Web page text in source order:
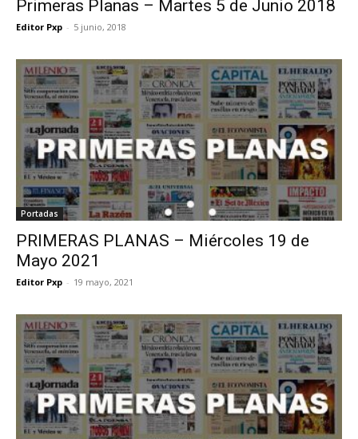
Primeras Planas – Martes 5 de Junio 2018
Editor Pxp - 5 junio, 2018
Portadas
PRIMERAS PLANAS – Miércoles 19 de
Mayo 2021
Editor Pxp - 19 mayo, 2021